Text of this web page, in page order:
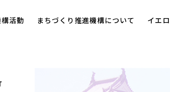
活動 まちづくり推進機構について イエ